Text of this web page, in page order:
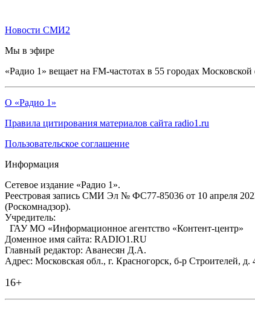
Новости СМИ2
Мы в эфире
«Радио 1» вещает на FM-частотах в 55 городах Московской
О «Радио 1»
Правила цитирования материалов сайта radio1.ru
Пользовательское соглашение
Информация
Сетевое издание «Радио 1».
Реестровая запись СМИ Эл № ФС77-85036 от 10 апреля
(Роскомнадзор).
Учредитель:
ГАУ МО «Информационное агентство «Контент-центр»
Доменное имя сайта: RADIO1.RU
Главный редактор: Аванесян Д.А.
Адрес: Московская обл., г. Красногорск, б-р Строителей,
16+